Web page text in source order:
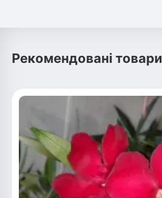
Рекомендовані товари